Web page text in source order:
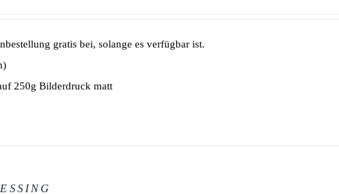
gratis bei, solange es verfügbar ist.
250g Bilderdruck matt